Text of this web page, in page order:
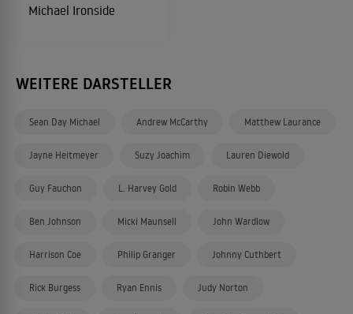
Michael Ironside
WEITERE DARSTELLER
Sean Day Michael Andrew McCarthy Matthew Laurance
Jayne Heitmeyer Suzy Joachim Lauren Diewold
Guy Fauchon L. Harvey Gold Robin Webb
Ben Johnson Micki Maunsell John Wardlow
Harrison Coe Philip Granger Johnny Cuthbert
Rick Burgess Ryan Ennis Judy Norton